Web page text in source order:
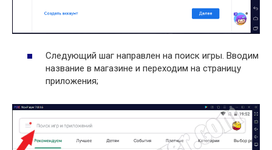
Следующий шаг направлен на поиск игры. Вводим
название в магазине и переходим на страницу
приложения;